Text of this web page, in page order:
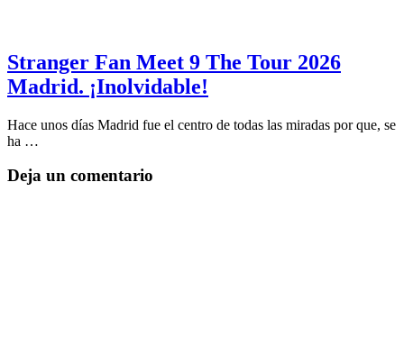
Stranger Fan Meet 9 The Tour 2026
Madrid. ¡Inolvidable!
Hace unos días Madrid fue el centro de todas las miradas por que, se
ha …
Deja un comentario